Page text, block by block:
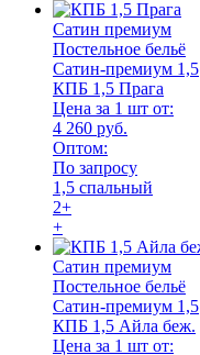
Сатин премиум
Постельное бельё
Сатин-премиум 1,5
КПБ 1,5 Прага
Цена за 1 шт от:
4 260 руб.
Оптом:
По запросу
1,5 спальный
2+
+
Сатин премиум
Постельное бельё
Сатин-премиум 1,5
КПБ 1,5 Айла беж.
Цена за 1 шт от: